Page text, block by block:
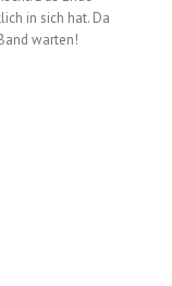
in sich hat. Da
warten!